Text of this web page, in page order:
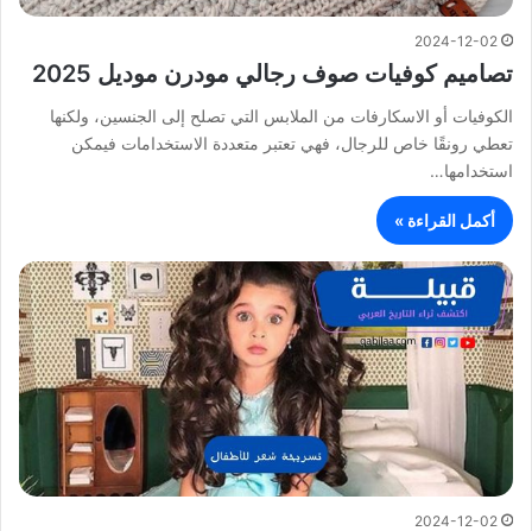
2024-12-02
تصاميم كوفيات صوف رجالي مودرن موديل 2025
الكوفيات أو الاسكارفات من الملابس التي تصلح إلى الجنسين، ولكنها
تعطي رونقًا خاص للرجال، فهي تعتبر متعددة الاستخدامات فيمكن
استخدامها…
أكمل القراءة »
2024-12-02